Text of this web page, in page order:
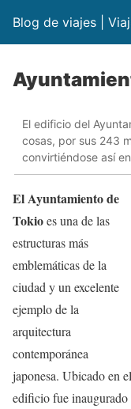
Blog de viajes |
El edificio del
cosas, por sus 243
convirtiéndose así
El Ayuntamiento de
Tokioes una de las
estructuras más
emblemáticas de la
ciudad y un excelente
ejemplo de la
arquitectura
contemporánea
japonesa. Ubicado en
edificio fue